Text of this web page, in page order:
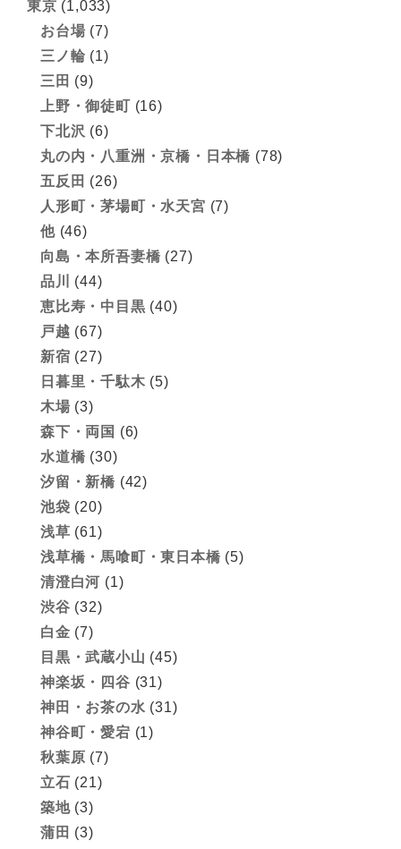
東京 (1,033)
お台場 (7)
三ノ輪 (1)
三田 (9)
上野・御徒町 (16)
下北沢 (6)
丸の内・八重洲・京橋・日本橋 (78)
五反田 (26)
人形町・茅場町・水天宮 (7)
他(46)
向島・本所吾妻橋 (27)
品川
(44)
恵比寿・中目黒 (40)
戸越 (67)
新宿 (27)
日暮里・千駄木 (5)
木場 (3)
森下・両国 (6)
水道橋 (30)
汐留・新橋 (42)
池袋 (20)
浅草 (61)
浅草橋・馬喰町・東日本橋 (5)
清澄白河 (1)
渋谷 (32)
白金 (7)
目黒・武蔵小山 (45)
神楽坂・四谷 (31)
神田・お茶の水 (31)
神谷町・愛宕 (1)
秋葉原 (7)
立石 (21)
築地(3)
蒲田 (3)